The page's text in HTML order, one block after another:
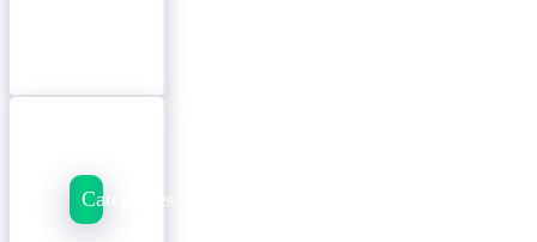
Categories